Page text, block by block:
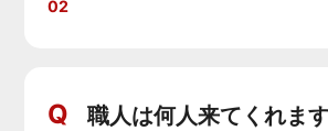
02
Q 職人は何人来てくれま